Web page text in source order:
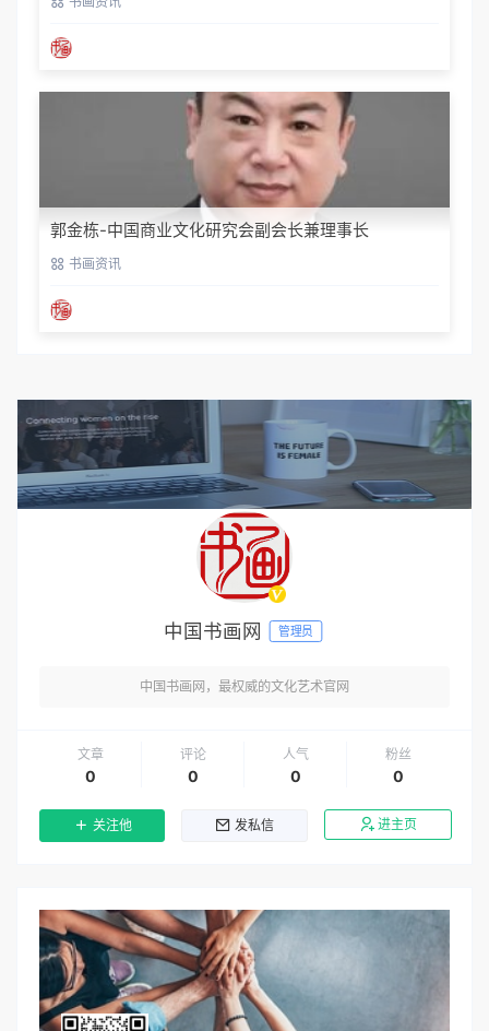
郭金栋-中国商业文化研究会副会长兼理事长
书画资讯
中国书画网 管理员
中国书画网，最权威的文化艺术官网
文章
0
评论
0
人气
0
粉丝
0
关注他 发私信 进主页